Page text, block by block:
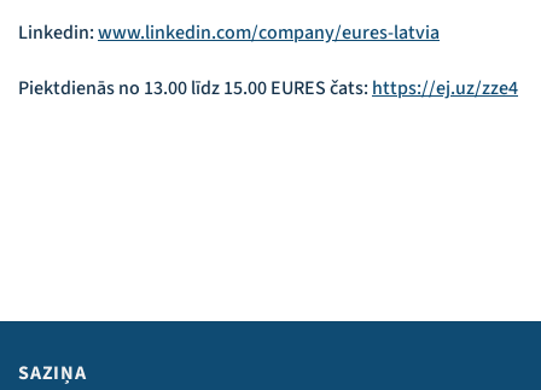
Linkedin:www.linkedin.com/company/eures-latvia
Piektdienās no 13.00 līdz 15.00 EURES čats: https://ej.uz/zze4
SAZIŅA